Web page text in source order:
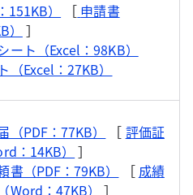
） ［ 申請書
］
ート（Excel：98KB）
（Excel：27KB）
PDF：77KB） ［ 評価証
：14KB）
］
書（PDF：79KB）
［ 成績
Word：47KB）
］